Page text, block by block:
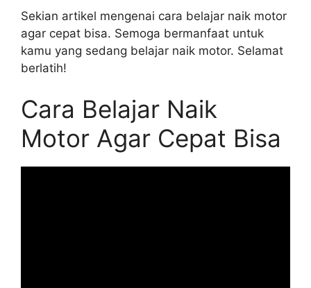
Sekian artikel mengenai cara belajar naik motor
agar cepat bisa. Semoga bermanfaat untuk
kamu yang sedang belajar naik motor. Selamat
berlatih!
Cara Belajar Naik
Motor Agar Cepat Bisa